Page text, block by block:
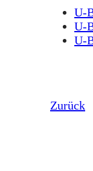
U-
U-
U-
Zurück